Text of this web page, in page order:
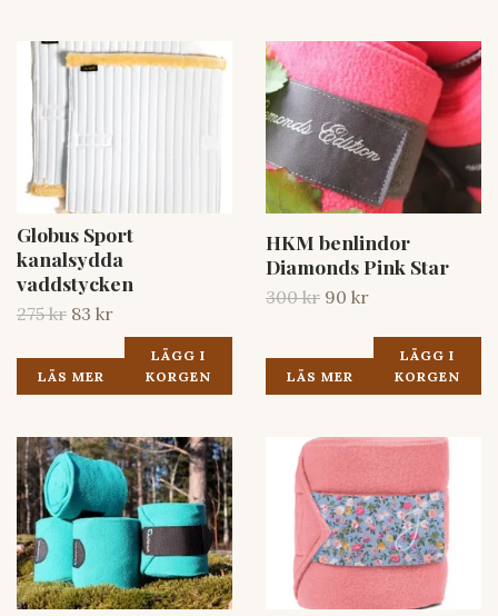
Globus Sport
kanalsydda
vaddstycken
275 kr 83 kr
LÄS MER
LÄGG I
KORGEN
HKM benlindor
Diamonds Pink Star
300 kr 90 kr
LÄS MER
LÄGG I
KORGEN